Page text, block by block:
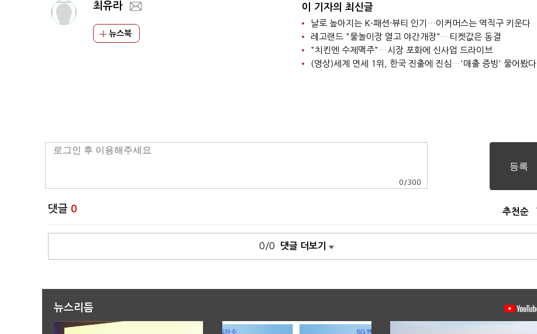
최유라
뉴스북
이 기자의 최신글
날로 높아지는 K-패션·뷰티 인기…이커머스는 역직구 키운다
레고랜드 "물놀이장 열고 야간개장"…티켓값은 동결
"치킨엔 수제맥주"…시장 포화에 신사업 드라이브
(영상)세계 면세 1위, 한국 진출에 진심…'매출 증빙' 물어봤다
0 /300
댓글 0 추천순
0/0 댓글 더보기
뉴스리듬